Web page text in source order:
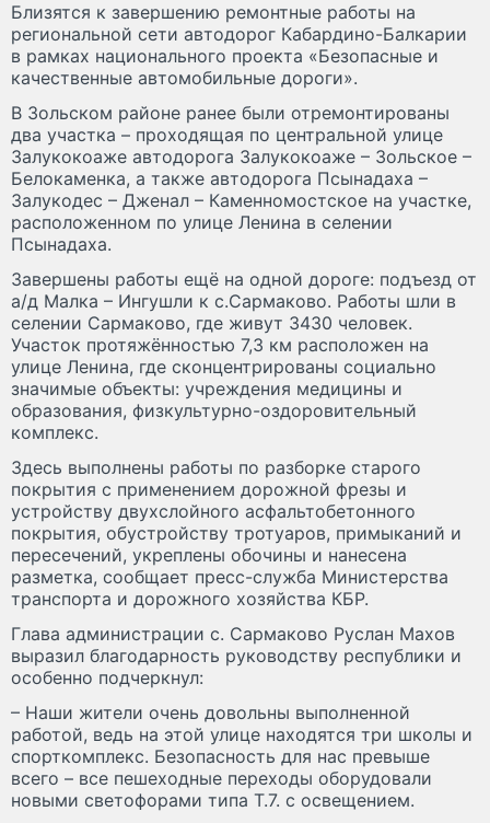
Близятся к завершению ремонтные работы на
региональной сети автодорог Кабардино-Балкарии
в рамках национального проекта «Безопасные и
качественные автомобильные дороги».
В Зольском районе ранее были отремонтированы
два участка – проходящая по центральной улице
Залукокоаже автодорога Залукокоаже – Зольское –
Белокаменка, а также автодорога Псынадаха –
Залукодес – Дженал – Каменномостское на участке,
расположенном по улице Ленина в селении
Псынадаха.
Завершены работы ещё на одной дороге: подъезд от
а/д Малка – Ингушли к с.Сармаково. Работы шли в
селении Сармаково, где живут 3430 человек.
Участок протяжённостью 7,3 км расположен на
улице Ленина, где сконцентрированы социально
значимые объекты: учреждения медицины и
образования, физкультурно-оздоровительный
комплекс.
Здесь выполнены работы по разборке старого
покрытия с применением дорожной фрезы и
устройству двухслойного асфальтобетонного
покрытия, обустройству тротуаров, примыканий и
пересечений, укреплены обочины и нанесена
разметка, сообщает пресс-служба Министерства
транспорта и дорожного хозяйства КБР.
Глава администрации с. Сармаково Руслан Махов
выразил благодарность руководству республики и
особенно подчеркнул:
– Наши жители очень довольны выполненной
работой, ведь на этой улице находятся три школы и
спорткомплекс. Безопасность для нас превыше
всего – все пешеходные переходы оборудовали
новыми светофорами типа Т.7. с освещением.